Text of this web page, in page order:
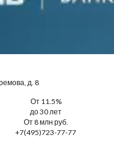
д. 8
От 11.5%
до 30 лет
От 8 млн руб.
+7(495)723-77-77